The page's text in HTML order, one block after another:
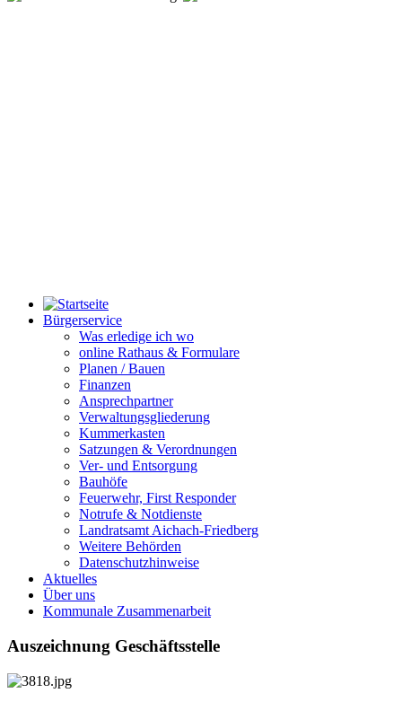
Bürgerservice
Was erledige ich wo
online Rathaus & Formulare
Planen / Bauen
Finanzen
Ansprechpartner
Verwaltungsgliederung
Kummerkasten
Satzungen & Verordnungen
Ver- und Entsorgung
Bauhöfe
Feuerwehr, First Responder
Notrufe & Notdienste
Landratsamt Aichach-Friedberg
Weitere Behörden
Datenschutzhinweise
Aktuelles
Über uns
Kommunale Zusammenarbeit
Auszeichnung Geschäftsstelle